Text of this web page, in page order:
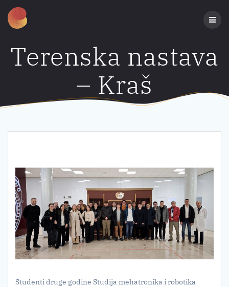
Terenska nastava
– Kraš
Studenti druge godine Studija mehatronika i robotika